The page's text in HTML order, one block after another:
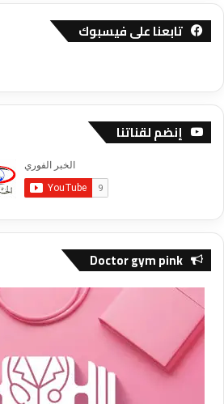
تابعنا على فيسبوك
إنضم لقناتنا
Doctor gym pink